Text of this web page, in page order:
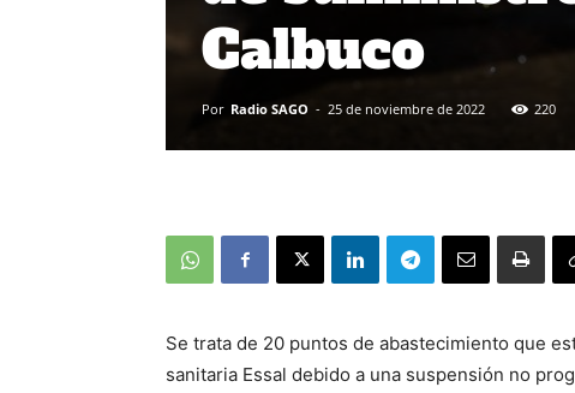
Calbuco
Por Radio SAGO - 25 de noviembre de 2022 220
Se trata de 20 puntos de abastecimiento que
sanitaria Essal debido a una suspensión no